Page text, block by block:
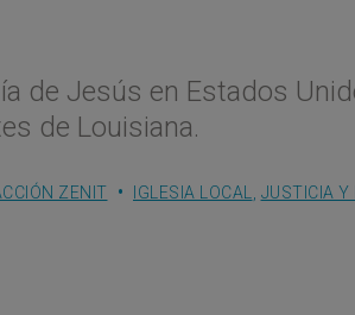
de Jesús en Estados
de Louisiana.
ZENIT IGLESIA LOCAL, JUSTICIA Y